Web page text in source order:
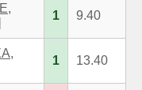
1 9.40
1 13.40